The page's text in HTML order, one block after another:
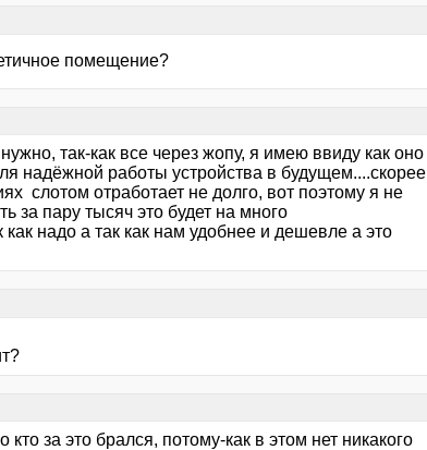
помещение?
так-как все через жопу, я имею ввиду как оно
надёжной работы устройства в будущем....скорее
слотом отработает не долго, вот поэтому я не
за пару тысяч это будет на много
надо а так как нам удобнее и дешевле а это
за это брался, потому-как в этом нет никакого